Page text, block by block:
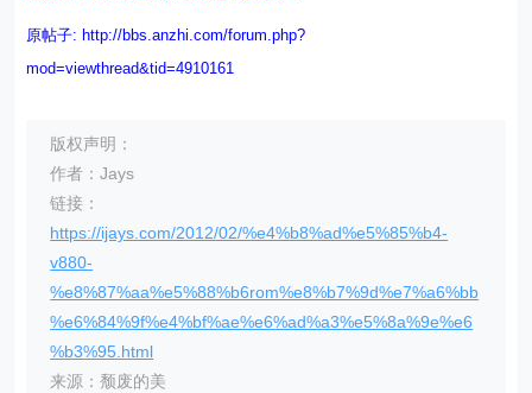
原帖子: http://bbs.anzhi.com/forum.php?
mod=viewthread&tid=4910161
版权声明：
作者：Jays
链接：
https://ijays.com/2012/02/%e4%b8%ad%e5%85%b4-
v880-
%e8%87%aa%e5%88%b6rom%e8%b7%9d%e7%a6%bb
%e6%84%9f%e4%bf%ae%e6%ad%a3%e5%8a%9e%e6
%b3%95.html
来源：颓废的美